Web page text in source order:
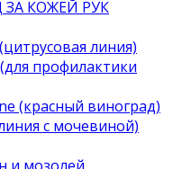
ЗА КОЖЕЙ РУК
линия)
профилактики
(красный виноград)
с мочевиной)